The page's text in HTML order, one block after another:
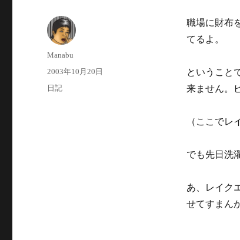
職場に財布
てるよ。
ということ
来ません。
（ここでレ
でも先日洗
あ、レイク
せてすまん
投
稿
Manabu
投
稿
2003年10月20日
カ
日記